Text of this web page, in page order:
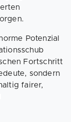
Potenzial
Fortschritt
sondern
fairer,